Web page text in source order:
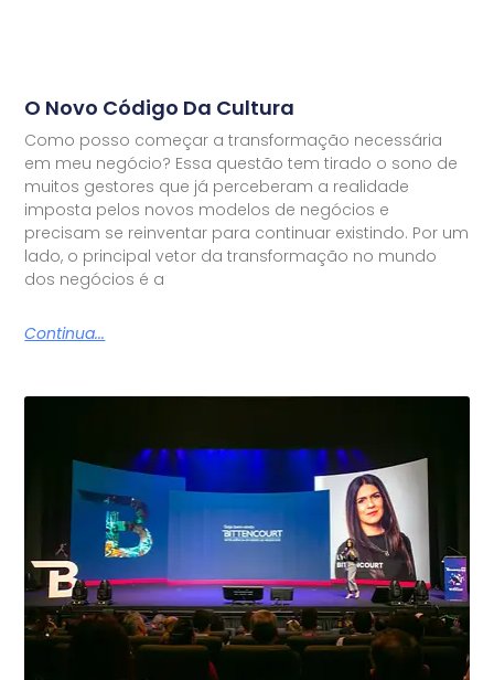
O Novo Código Da Cultura
Como posso começar a transformação necessária
em meu negócio? Essa questão tem tirado o sono de
muitos gestores que já perceberam a realidade
imposta pelos novos modelos de negócios e
precisam se reinventar para continuar existindo. Por um
lado, o principal vetor da transformação no mundo
dos negócios é a
Continua...